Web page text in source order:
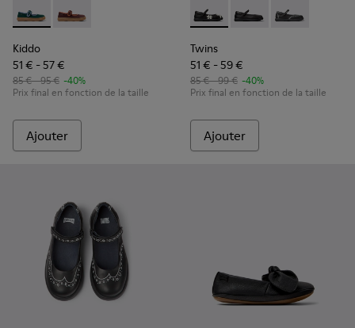
Kiddo - K800662-002 - Chaussures multicolores en
Kiddo - K800662-001 - Chaussures multicolores en
Kiddo
51 € - 57 €
85 € - 95 € -40%
Prix final en fonction de la taille
Ajouter
Twins - K800549-006 -
Twins - K800549-
Twins -
Twins
51 € - 59 €
85 € - 99 € -40%
Prix final en fonction de la taille
Ajouter